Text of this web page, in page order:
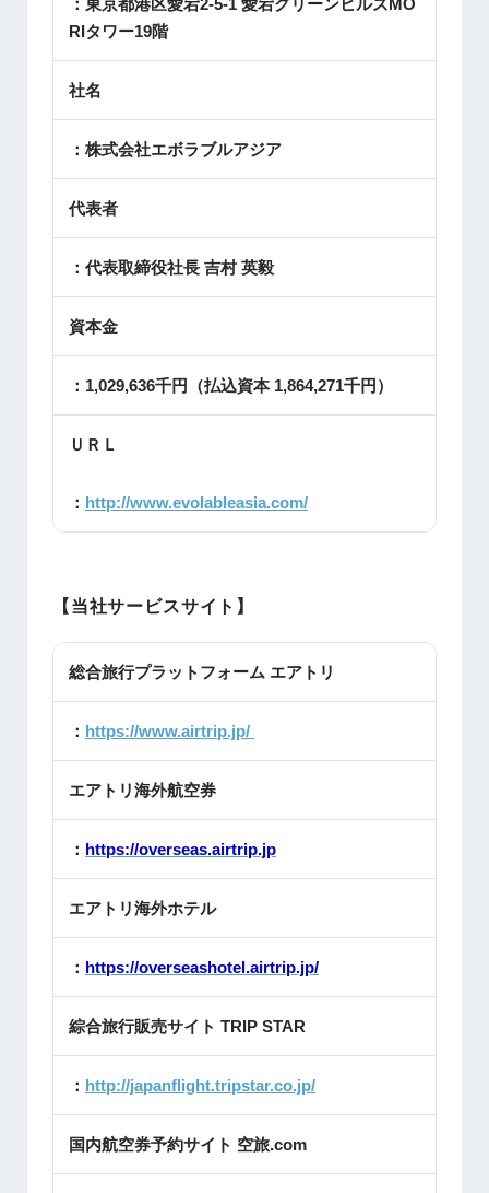
：東京都港区愛宕2-5-1 愛宕グリーンヒルズMO
RIタワー19階
社名
：株式会社エボラブルアジア
代表者
：代表取締役社長 吉村 英毅
資本金
：1,029,636千円（払込資本 1,864,271千円）
ＵＲＬ
： http://www.evolableasia.com/
【当社サービスサイト】
総合旅行プラットフォーム エアトリ
： https://www.airtrip.jp/
エアトリ海外航空券
： https://overseas.airtrip.jp
エアトリ海外ホテル
： https://overseashotel.airtrip.jp/
綜合旅行販売サイト TRIP STAR
： http://japanflight.tripstar.co.jp/
国内航空券予約サイト 空旅.com